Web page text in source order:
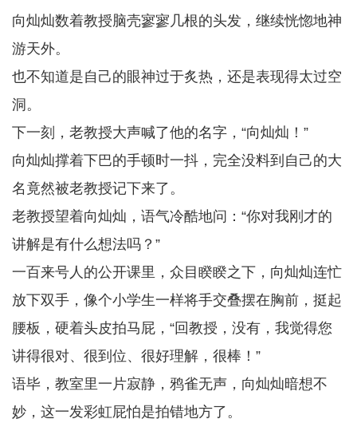
向灿灿数着教授脑壳寥寥几根的头发，继续恍惚地神
游天外。
也不知道是自己的眼神过于炙热，还是表现得太过空
洞。
下一刻，老教授大声喊了他的名字，“向灿灿！”
向灿灿撑着下巴的手顿时一抖，完全没料到自己的大
名竟然被老教授记下来了。
老教授望着向灿灿，语气冷酷地问：“你对我刚才的
讲解是有什么想法吗？”
一百来号人的公开课里，众目睽睽之下，向灿灿连忙
放下双手，像个小学生一样将手交叠摆在胸前，挺起
腰板，硬着头皮拍马屁，“回教授，没有，我觉得您
讲得很对、很到位、很好理解，很棒！”
语毕，教室里一片寂静，鸦雀无声，向灿灿暗想不
妙，这一发彩虹屁怕是拍错地方了。